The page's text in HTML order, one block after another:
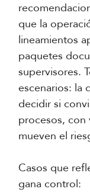
que la
lineamientos
paquetes
supervisores.
escenarios: la
decidir si
procesos,
mueven el
Casos que
gana control: